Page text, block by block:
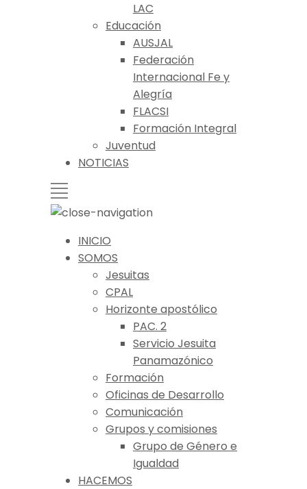
LAC
Educación
AUSJAL
Federación
Internacional Fe y
Alegría
FLACSI
Formación Integral
Juventud
NOTICIAS
INICIO
SOMOS
Jesuitas
CPAL
Horizonte apostólico
PAC. 2
Servicio Jesuita
Panamazónico
Formación
Oficinas de Desarrollo
Comunicación
Grupos y comisiones
Grupo de Género e
Igualdad
HACEMOS